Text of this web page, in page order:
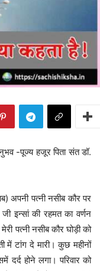
-पूज्य हजूर पिता संत डॉ.
अपनी पत्नी नसीब कौर पर
इन्सां की रहमत का वर्णन
पत्नी नसीब कौर घोड़ी को
में टांग दे मारी। कुछ महीनों
होने लगा। परिवार को